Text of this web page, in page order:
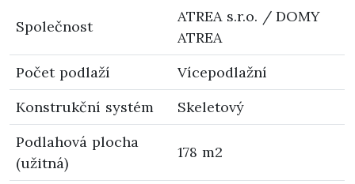
Společnost
ATREA s.r.o. / DOMY
ATREA
Počet podlaží
Vícepodlažní
Konstrukční systém
Skeletový
Podlahová plocha
(užitná)
178 m2